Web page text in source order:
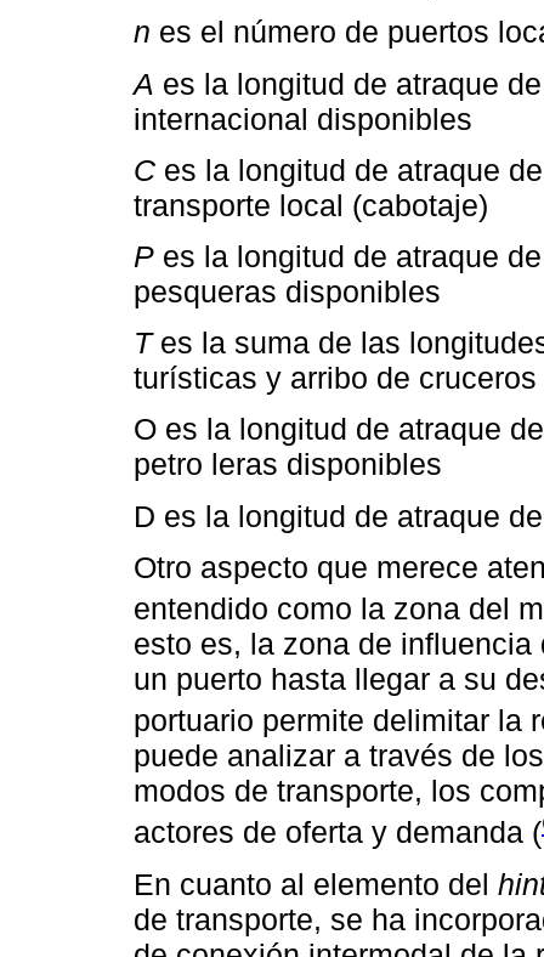
n es el número de puertos
A es la longitud de atraque
internacional disponibles
C es la longitud de atraque
transporte local (cabotaje)
P es la longitud de atraque
pesqueras disponibles
Tes la suma de las
turísticas y arribo de cruceros
O es la longitud de atraque
petro leras disponibles
D es la longitud de atraque
Otro aspecto que merece
entendido como la zona del
esto es, la zona de
un puerto hasta llegar a su
portuario permite delimitar la
puede analizar a través de
modos de transporte, los
actores de oferta y demanda (
En cuanto al elemento del
de transporte, se ha